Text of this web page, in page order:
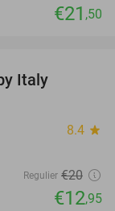
€21 ,50
Italy
8.4 star
Regulier €20
€12,95